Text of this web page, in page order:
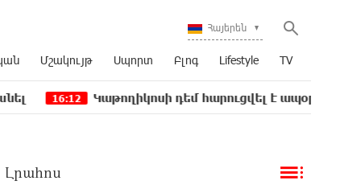
Հայերեն
Մշակույթ Սպորտ Բլոգ Lifestyle TV
Կաթողիկոսի դեմ հարուցվել է ապօրինի քրեական
Լրահոս